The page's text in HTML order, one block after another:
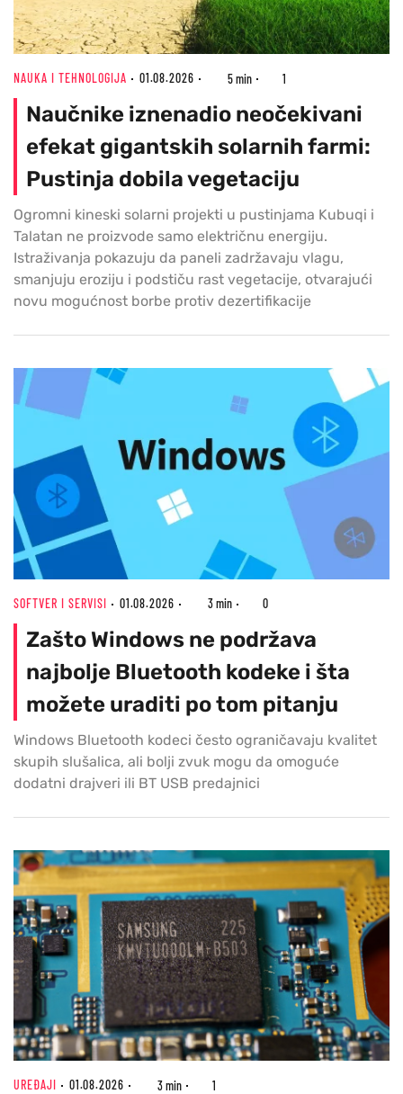
NAUKA I TEHNOLOGIJA 01.08.2026 5 min 1
Naučnike iznenadio neočekivani
efekat gigantskih solarnih farmi:
Pustinja dobila vegetaciju
Ogromni kineski solarni projekti u pustinjama Kubuqi i
Talatan ne proizvode samo električnu energiju.
Istraživanja pokazuju da paneli zadržavaju vlagu,
smanjuju eroziju i podstiču rast vegetacije, otvarajući
novu mogućnost borbe protiv dezertifikacije
SOFTVER I SERVISI 01.08.2026 3 min 0
Zašto Windows ne podržava
najbolje Bluetooth kodeke i šta
možete uraditi po tom pitanju
Windows Bluetooth kodeci često ograničavaju kvalitet
skupih slušalica, ali bolji zvuk mogu da omoguće
dodatni drajveri ili BT USB predajnici
UREĐAJI 01.08.2026 3 min 1